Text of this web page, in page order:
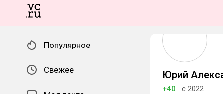
Популярное
Свежее Юрий
+40
с 2022